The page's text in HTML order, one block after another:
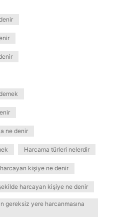
ne denir
Harcama türleri nelerdir
kişiye ne denir
harcayan kişiye ne denir
gereksiz yere harcanmasına